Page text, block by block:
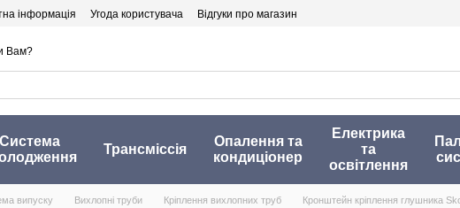
інформація Угода користувача Відгуки про магазин
Вам?
Система
Трансміссія
Опалення та
кондиціонер
Електрика
та
освітлення
випуску Вихлопні труби Кріплення вихлопних труб Кронштейн кріплення глушника